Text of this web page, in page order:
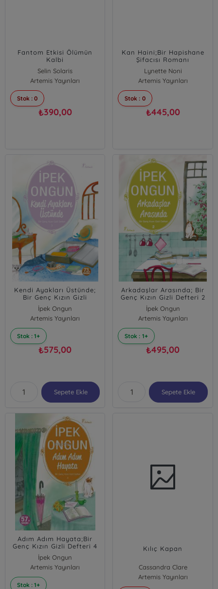
Fantom Etkisi Ölümün
Kalbi
Selin Solaris
Artemis Yayınları
Stok : 0
₺390,00
Kan Haini;Bir Hapishane
Şifacısı Romanı
Lynette Noni
Artemis Yayınları
Stok : 0
₺445,00
Kendi Ayakları Üstünde;
Bir Genç Kızın Gizli
Defteri 3
İpek Ongun
Artemis Yayınları
Stok : 1+
₺575,00
Sepete Ekle
Arkadaşlar Arasında; Bir
Genç Kızın Gizli Defteri 2
İpek Ongun
Artemis Yayınları
Stok : 1+
₺495,00
Sepete Ekle
Adım Adım Hayata;Bir
Genç Kızın Gizli Defteri 4
İpek Ongun
Artemis Yayınları
Stok : 1+
Kılıç Kapan
Cassandra Clare
Artemis Yayınları